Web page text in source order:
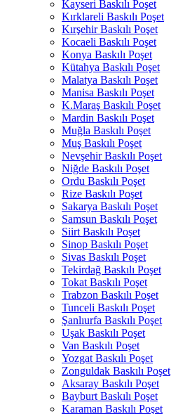
Kayseri Baskılı Poşet
Kırklareli Baskılı Poşet
Kırşehir Baskılı Poşet
Kocaeli Baskılı Poşet
Konya Baskılı Poşet
Kütahya Baskılı Poşet
Malatya Baskılı Poşet
Manisa Baskılı Poşet
K.Maraş Baskılı Poşet
Mardin Baskılı Poşet
Muğla Baskılı Poşet
Muş Baskılı Poşet
Nevşehir Baskılı Poşet
Niğde Baskılı Poşet
Ordu Baskılı Poşet
Rize Baskılı Poşet
Sakarya Baskılı Poşet
Samsun Baskılı Poşet
Siirt Baskılı Poşet
Sinop Baskılı Poşet
Sivas Baskılı Poşet
Tekirdağ Baskılı Poşet
Tokat Baskılı Poşet
Trabzon Baskılı Poşet
Tunceli Baskılı Poşet
Şanlıurfa Baskılı Poşet
Uşak Baskılı Poşet
Van Baskılı Poşet
Yozgat Baskılı Poşet
Zonguldak Baskılı Poşet
Aksaray Baskılı Poşet
Bayburt Baskılı Poşet
Karaman Baskılı Poşet